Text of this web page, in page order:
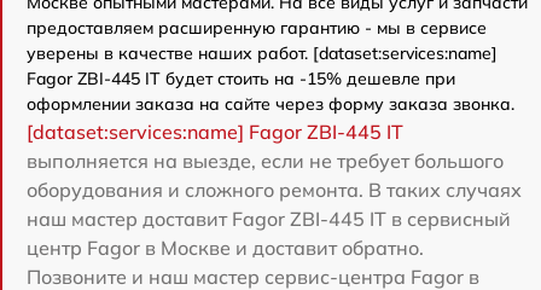
предоставляем расширенную гарантию - мы в сервисе
уверены в качестве наших работ. [dataset:services:name]
Fagor ZBI-445 IT будет стоить на -15% дешевле при
оформлении заказа на сайте через форму заказа звонка.
[dataset:services:name] Fagor ZBI-445 IT
выполняется на выезде, если не требует большого
оборудования и сложного ремонта. В таких случаях
наш мастер доставит Fagor ZBI-445 IT в сервисный
центр Fagor в Москве и доставит обратно.
Позвоните и наш мастер сервис-центра Fagor в